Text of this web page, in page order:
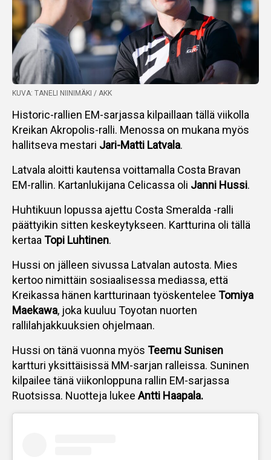
KUVA: TANELI NIINIMÄKI / AKK
Historic-rallien EM-sarjassa kilpaillaan tällä viikolla
Kreikan Akropolis-ralli. Menossa on mukana myös
hallitseva mestari Jari-Matti Latvala.
Latvala aloitti kautensa voittamalla Costa Bravan
EM-rallin. Kartanlukijana Celicassa oli Janni Hussi.
Huhtikuun lopussa ajettu Costa Smeralda -ralli
päättyikin sitten keskeytykseen. Kartturina oli tällä
kertaa Topi Luhtinen.
Hussi on jälleen sivussa Latvalan autosta. Mies
kertoo nimittäin sosiaalisessa mediassa, että
Kreikassa hänen kartturinaan työskentelee Tomiya
Maekawa, joka kuuluu Toyotan nuorten
rallilahjakkuuksien ohjelmaan.
Hussi on tänä vuonna myös Teemu Sunisen
kartturi yksittäisissä MM-sarjan ralleissa. Suninen
kilpailee tänä viikonloppuna rallin EM-sarjassa
Ruotsissa. Nuotteja lukee Antti Haapala.